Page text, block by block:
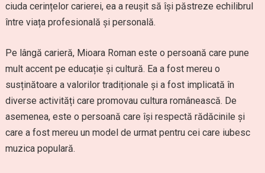
ciuda cerințelor carierei, ea a reușit să își păstreze echilibrul
între viața profesională și personală.
Pe lângă carieră, Mioara Roman este o persoană care pune
mult accent pe educație și cultură. Ea a fost mereu o
susținătoare a valorilor tradiționale și a fost implicată în
diverse activități care promovau cultura românească. De
asemenea, este o persoană care își respectă rădăcinile și
care a fost mereu un model de urmat pentru cei care iubesc
muzica populară.